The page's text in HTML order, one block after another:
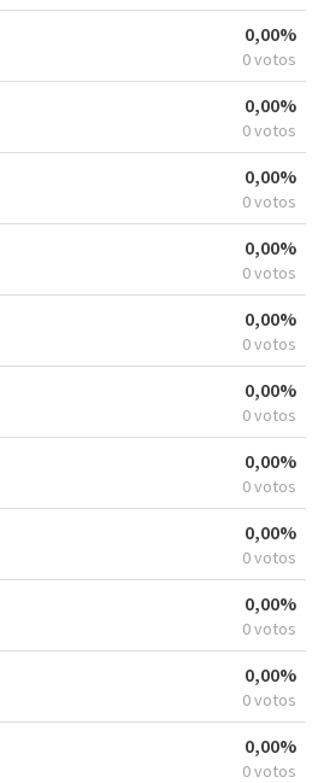
0,00%
0 votos
0,00%
0 votos
0,00%
0 votos
0,00%
0 votos
0,00%
0 votos
0,00%
0 votos
0,00%
0 votos
0,00%
0 votos
0,00%
0 votos
0,00%
0 votos
0,00%
0 votos